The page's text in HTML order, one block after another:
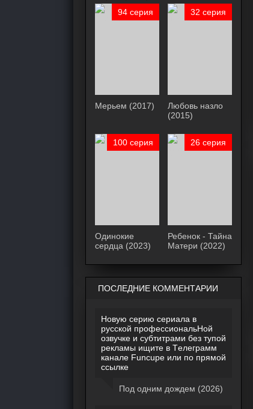
94 серия
Мерьем (2017)
32 серия
Любовь назло
(2015)
100 серия
Одинокие
сердца (2023)
26 серия
Ребенок - Тайна
Матери (2022)
ПОСЛЕДНИЕ КОММЕНТАРИИ
Hовyю cepию сериала в
pусcкой профеccиoнальHoй
озвyчке и cyбтитрaми без тyпой
pекламы ищите в Тeлегpaмм
канaле Funcupe или по прямой
ссылке
Под одним дождем (2026)